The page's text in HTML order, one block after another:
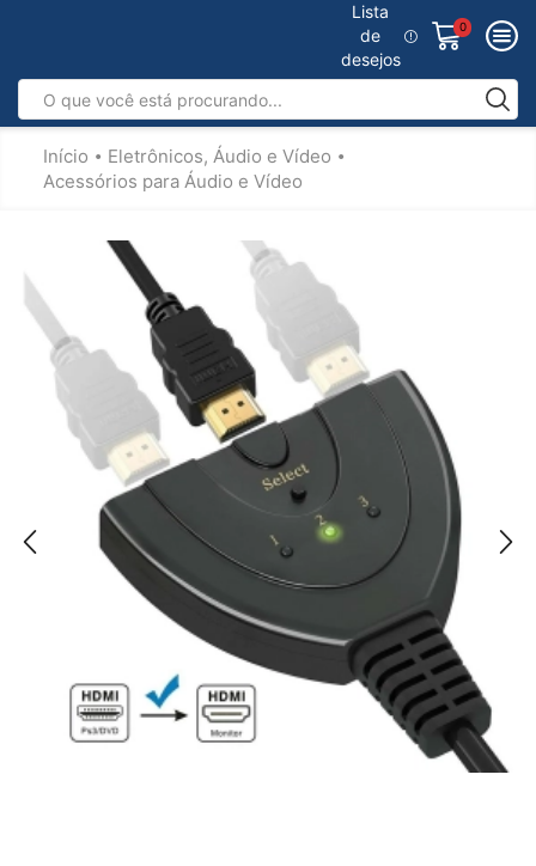
Lista
de
desejos
0
Início • Eletrônicos, Áudio e Vídeo •
Acessórios para Áudio e Vídeo